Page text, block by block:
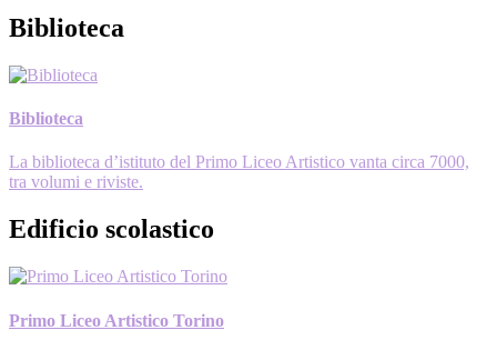
Biblioteca
Biblioteca
La biblioteca d’istituto del Primo Liceo Artistico vanta circa 7000,
tra volumi e riviste.
Edificio scolastico
Primo Liceo Artistico Torino